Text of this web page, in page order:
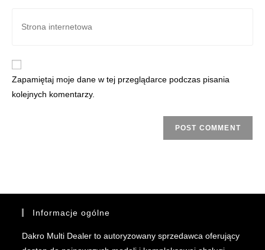
Zapamiętaj moje dane w tej przeglądarce podczas pisania
kolejnych komentarzy.
Informacje ogólne
Dakro Multi Dealer to autoryzowany sprzedawca oferujący